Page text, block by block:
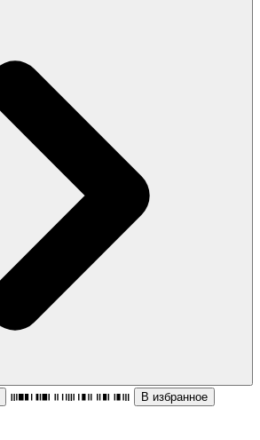
В избранное